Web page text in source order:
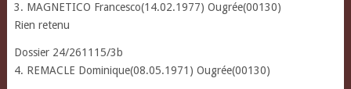
3. MAGNETICO Francesco(14.02.1977) Ougrée(00130)
Rien retenu
Dossier 24/261115/3b
4. REMACLE Dominique(08.05.1971) Ougrée(00130)